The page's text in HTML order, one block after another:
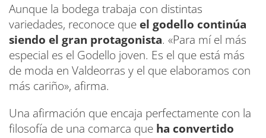
Aunque la bodega trabaja con distintas
variedades, reconoce que el godello continúa
siendo el gran protagonista. «Para mí el más
especial es el Godello joven. Es el que está más
de moda en Valdeorras y el que elaboramos con
más cariño», afirma.
Una afirmación que encaja perfectamente con la
filosofía de una comarca que ha convertido